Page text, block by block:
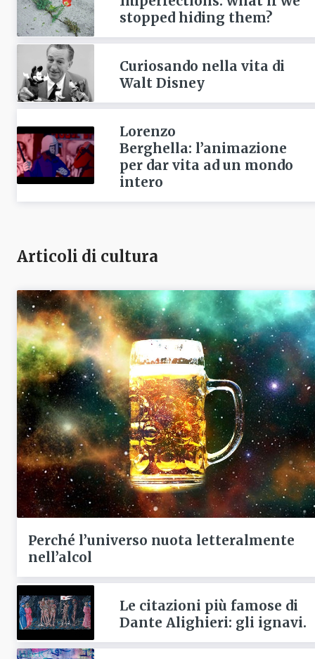
stopped hiding them?
Curiosando nella vita di
Walt Disney
Lorenzo
Berghella: l’animazione
per dar vita ad un mondo
intero
Articoli di cultura
Perché l’universo nuota letteralmente
nell’alcol
Le citazioni più famose di
Dante Alighieri: gli ignavi.